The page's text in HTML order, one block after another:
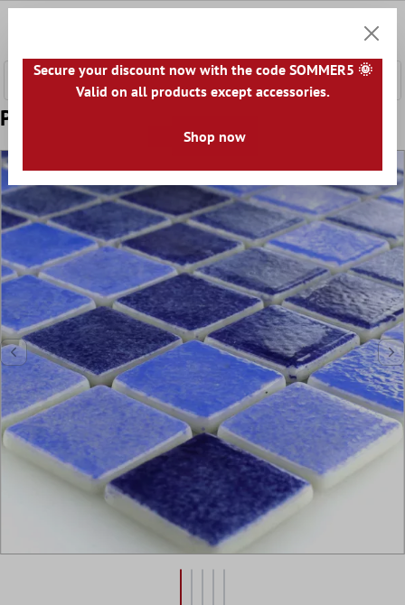
Prov Mosaik Glas Simbassäng Blå Mix
Secure your discount now with the code SOMMER5 🌞
Valid on all products except accessories.
Shop now